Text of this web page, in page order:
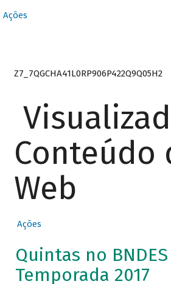
Ações
Z7_7QGCHA41L0RP906P422Q9Q05H2
Conteúdo
Web
Ações
Quintas no
Temporada 2017